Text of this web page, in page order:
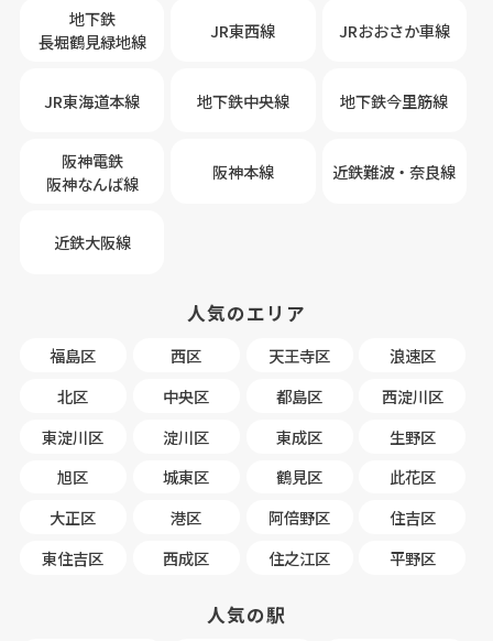
地下鉄
長堀鶴見緑地線
JR東西線 JRおおさか車線
JR東海道本線 地下鉄中央線 地下鉄今里筋線
阪神電鉄
阪神なんば線
阪神本線 近鉄難波・奈良線
近鉄大阪線
人気のエリア
福島区 西区 天王寺区
浪速区
北区
中央区 都島区
西淀川区
東淀川区
淀川区 東成区
生野区
旭区
城東区 鶴見区
此花区
大正区
港区 阿倍野区
住吉区
東住吉区
西成区 住之江区 平野区
人気の駅